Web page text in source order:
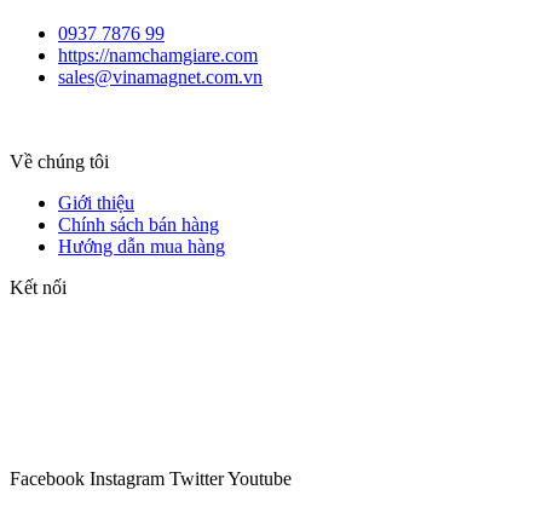
0937 7876 99
https://namchamgiare.com
sales@vinamagnet.com.vn
Về chúng tôi
Giới thiệu
Chính sách bán hàng
Hướng dẫn mua hàng
Kết nối
Facebook Instagram TwitterYoutube